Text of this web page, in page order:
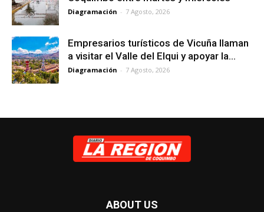
Diagramación - 7 Agosto, 2026
Empresarios turísticos de Vicuña llaman
a visitar el Valle del Elqui y apoyar la...
Diagramación - 7 Agosto, 2026
ABOUT US